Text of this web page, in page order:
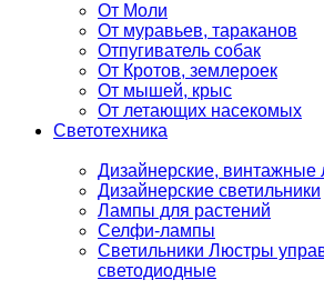
От Моли
От муравьев, тараканов
Отпугиватель собак
От Кротов, землероек
От мышей, крыс
От летающих насекомых
Светотехника
Дизайнерские, винтажные
Дизайнерские светильники
Лампы для растений
Селфи-лампы
Светильники Люстры
светодиодные